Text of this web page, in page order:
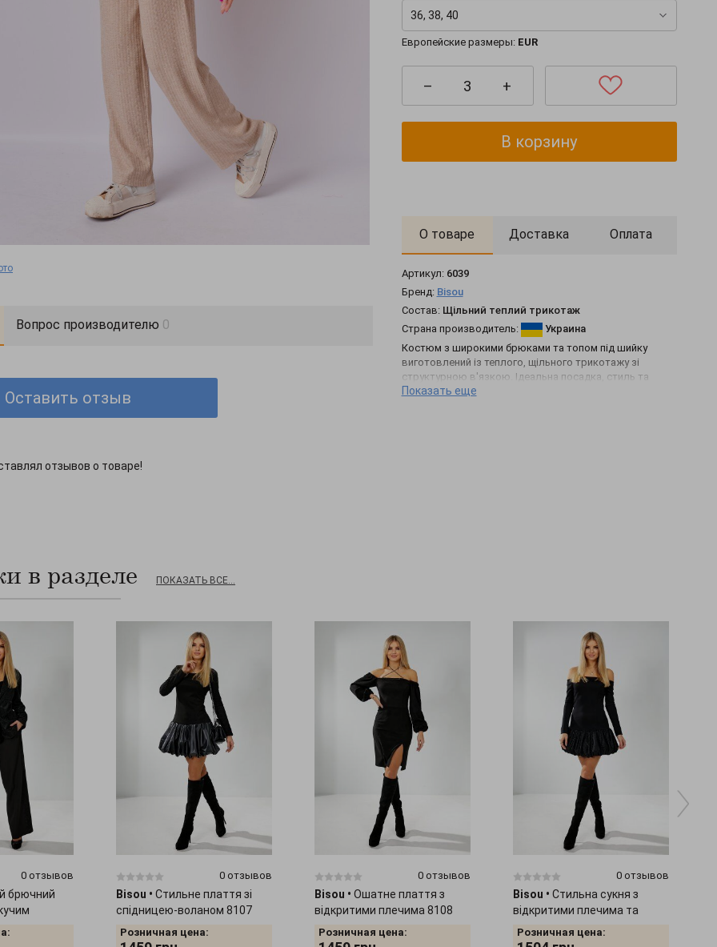
36, 38, 40
Европейские размеры: EUR
– +
В корзину
О товаре Доставка Оплата
Артикул: 6039
Бренд: Bisou
Состав: Щільний теплий трикотаж
Страна производитель:
Украина
Костюм з широкими брюками та топом під шийку
виготовлений із теплого, щільного трикотажу зі
структурною в'язкою. Ідеальна посадка, стиль та
комфорт.
Показать еще
Вопрос производителю 0
Оставить отзыв
отзывов о товаре!
в разделе ПОКАЗАТЬ ВСЕ...
0 отзывов
брючний
0 отзывов
Bisou • Стильне плаття зі
спідницею-воланом 8107
Розничная цена:
0 отзывов
Bisou • Ошатне плаття з
відкритими плечима 8108
Розничная цена:
0 отзывов
Bisou • Стильна сукня з
відкритими плечима та
спідницею-воланом 8109
Розничная цена: